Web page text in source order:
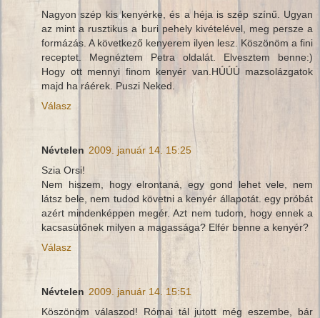
Nagyon szép kis kenyérke, és a héja is szép színű. Ugyan
az mint a rusztikus a buri pehely kivételével, meg persze a
formázás. A következő kenyerem ilyen lesz. Köszönöm a fini
receptet. Megnéztem Petra oldalát. Elvesztem benne:)
Hogy ott mennyi finom kenyér van.HÚÚÚ mazsolázgatok
majd ha ráérek. Puszi Neked.
Válasz
Névtelen 2009. január 14. 15:25
Szia Orsi!
Nem hiszem, hogy elrontaná, egy gond lehet vele, nem
látsz bele, nem tudod követni a kenyér állapotát. egy próbát
azért mindenképpen megér. Azt nem tudom, hogy ennek a
kacsasütőnek milyen a magassága? Elfér benne a kenyér?
Válasz
Névtelen 2009. január 14. 15:51
Köszönöm válaszod! Római tál jutott még eszembe, bár